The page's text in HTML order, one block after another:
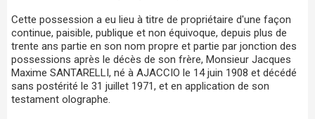
Cette possession a eu lieu à titre de propriétaire d'une façon
continue, paisible, publique et non équivoque, depuis plus de
trente ans partie en son nom propre et partie par jonction des
possessions après le décès de son frère, Monsieur Jacques
Maxime SANTARELLI, né à AJACCIO le 14 juin 1908 et décédé
sans postérité le 31 juillet 1971, et en application de son
testament olographe.